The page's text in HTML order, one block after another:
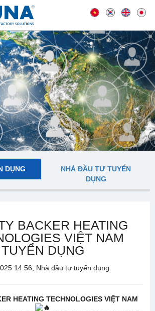
DỤNG
NHÀ ĐẦU TƯ TUYỂN
DỤNG
BACKER HEATING
VIỆT NAM
TUYỂN DỤNG
14:56, Nhà đầu tư tuyển dụng
HEATING TECHNOLOGIES VIỆT NAM